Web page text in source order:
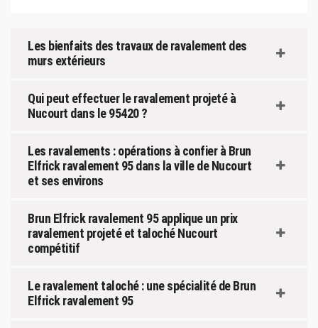
Les bienfaits des travaux de ravalement des
murs extérieurs
Qui peut effectuer le ravalement projeté à
Nucourt dans le 95420 ?
Les ravalements : opérations à confier à Brun
Elfrick ravalement 95 dans la ville de Nucourt
et ses environs
Brun Elfrick ravalement 95 applique un prix
ravalement projeté et taloché Nucourt
compétitif
Le ravalement taloché : une spécialité de Brun
Elfrick ravalement 95